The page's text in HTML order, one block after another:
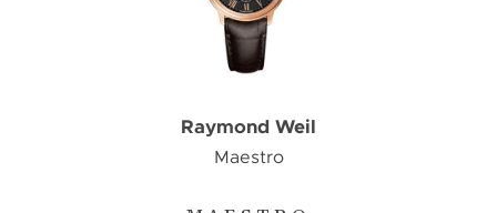
Raymond Weil
Maestro